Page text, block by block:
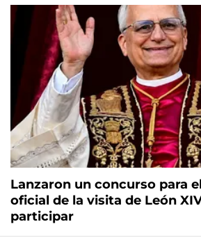
Lanzaron un concurso para
oficial de la visita de León
participar